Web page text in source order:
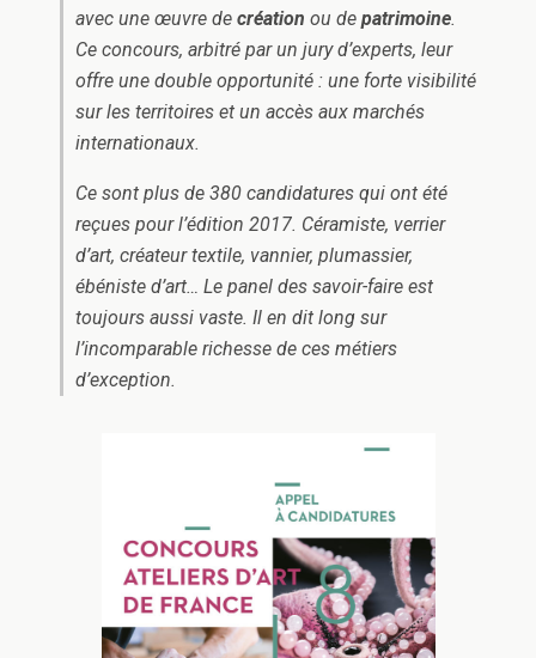
avec une œuvre de création ou de patrimoine.
Ce concours, arbitré par un jury d’experts, leur
offre une double opportunité : une forte visibilité
sur les territoires et un accès aux marchés
internationaux.
Ce sont plus de 380 candidatures qui ont été
reçues pour l’édition 2017. Céramiste, verrier
d’art, créateur textile, vannier, plumassier,
ébéniste d’art… Le panel des savoir-faire est
toujours aussi vaste. Il en dit long sur
l’incomparable richesse de ces métiers
d’exception.